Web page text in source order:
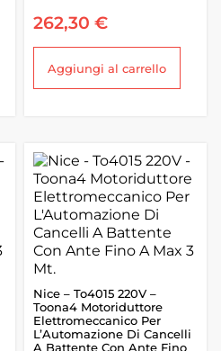
262,30 €
Aggiungi al carrello
Nice – To4015 220V –
Toona4 Motoriduttore
Elettromeccanico Per
L’Automazione Di Cancelli
A Battente Con Ante Fino